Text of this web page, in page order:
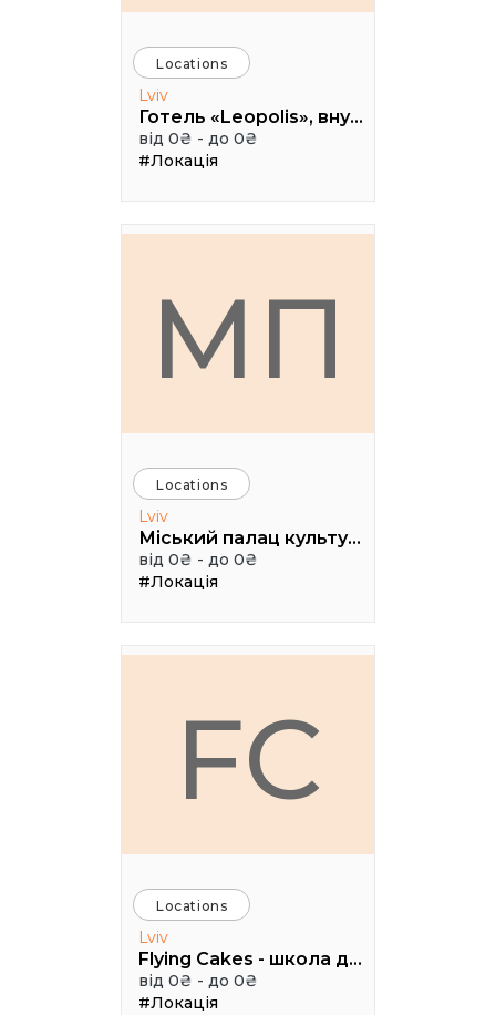
Locations
Lviv
Готель «Leopolis», внутрішній дворик, вул. Театральна, 16, м. Львів
від 0₴ - до 0₴
#Локація
МП
Locations
Lviv
Міський палац культури імені Гната Хоткевича, мала зала
від 0₴ - до 0₴
#Локація
FC
Locations
Lviv
Flying Cakes - школа дизайну
від 0₴ - до 0₴
#Локація